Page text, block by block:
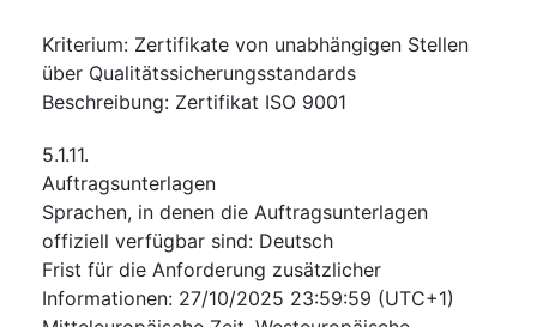
Kriterium: Zertifikate von unabhängigen Stellen
über Qualitätssicherungsstandards
Beschreibung: Zertifikat ISO 9001
5.1.11.
Auftragsunterlagen
Sprachen, in denen die Auftragsunterlagen
offiziell verfügbar sind: Deutsch
Frist für die Anforderung zusätzlicher
Informationen: 27/10/2025 23:59:59 (UTC+1)